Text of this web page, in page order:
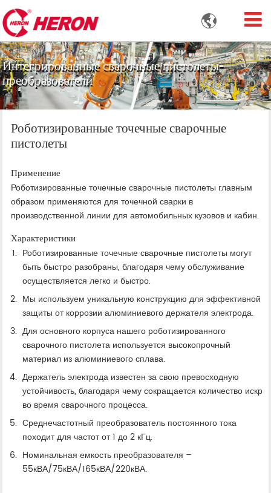

Интегрированные сварочные пистолеты-
преобразователи
Роботизированные точечные сварочные
пистолеты
Применение
Роботизированные точечные сварочные пистолеты главным
образом применяются для точечной сварки в
производственной линии для автомобильных кузовов и кабин.
Характеристики
Роботизированные точечные сварочные пистолеты могут
быть быстро разобраны, благодаря чему обслуживание
осуществляется легко и быстро.
Мы используем уникальную конструкцию для эффективной
защиты от коррозии алюминиевого держателя электрода.
Для основного корпуса нашего роботизированного
сварочного пистолета используется высокопрочный
материал из алюминиевого сплава.
Держатель электрода известен за свою превосходную
устойчивость, благодаря чему сокращается количество искр
во время сварочного процесса.
Среднечастотный преобразователь постоянного тока
походит для частот от 1 до 2 кГц.
Номинальная емкость преобразователя –
55кВА/75кВА/165кВА/220кВА.